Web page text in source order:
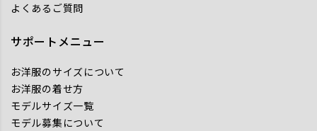
よくあるご質問
サポートメニュー
お洋服のサイズについて
お洋服の着せ方
モデルサイズ一覧
モデル募集について